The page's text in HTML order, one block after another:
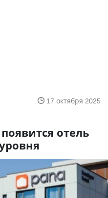
17 октября 2025
отель